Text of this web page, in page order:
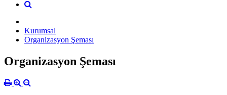
Kurumsal
Organizasyon Şeması
Organizasyon Şeması